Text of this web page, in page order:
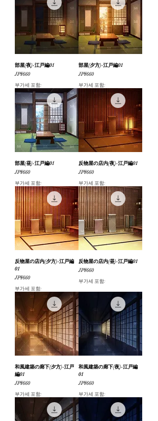
部屋(夜)-江戸編01
가격
JP¥660
부가세 포함:
部屋(夕方)-江戸編01
가격
JP¥660
부가세 포함:
部屋(昼)-江戸編01
가격
JP¥660
부가세 포함:
反物屋の店内(夜)-江戸編01
가격
JP¥660
부가세 포함:
反物屋の店内(夕方)-江戸編
01
가격
JP¥660
부가세 포함:
反物屋の店内(昼)-江戸編01
가격
JP¥660
부가세 포함:
和風建築の廊下(夕方)-江戸
編01
가격
JP¥660
부가세 포함:
和風建築の廊下(夜)-江戸編
01
가격
JP¥660
부가세 포함: